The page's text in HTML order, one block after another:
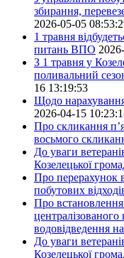
збирання,
2026-05-05
1 травня
питань ВПО
З 1 травня у
поливальний
16 13:19:53
Щодо
2026-04-15
Про скликання
восьмого
До уваги
Козелецької
Про перерахунок
побутових
Про
централізованого
водовідведення
До уваги
Козелецької